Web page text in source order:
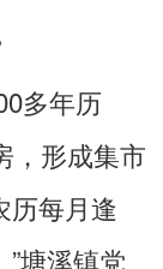
多年历
，形成集市
历每月逢
塘溪镇党